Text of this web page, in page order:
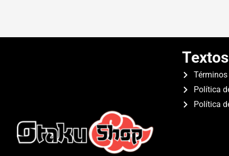
Política
Política